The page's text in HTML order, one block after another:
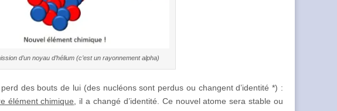
d’un noyau d’hélium (c’est un rayonnement alpha)
des bouts de lui (des nucléons sont perdus ou changent d’identité *) :
élément chimique , il a changé d’identité. Ce nouvel atome sera stable ou